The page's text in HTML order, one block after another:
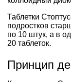
Таблетки
подростков
по 10 штук, а в
20 таблеток.
Принцип